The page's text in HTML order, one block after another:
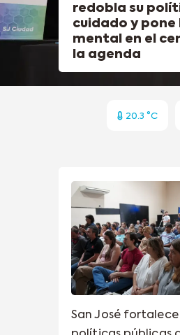
redobla su
cuidado y pone
mental en el
la agenda
20.3 °C
San José fortalece